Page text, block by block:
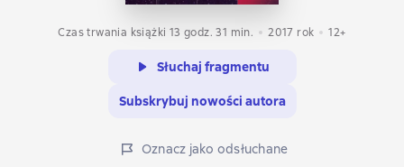
Czas trwania książki 13 godz. 31 min. 2017 rok 12+
Słuchaj fragmentu
Subskrybuj nowości autora
Oznacz jako odsłuchane